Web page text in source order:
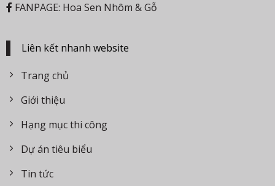
FANPAGE: Hoa Sen Nhôm & Gỗ
Liên kết nhanh website
Trang chủ
Giới thiệu
Hạng mục thi công
Dự án tiêu biểu
Tin tức